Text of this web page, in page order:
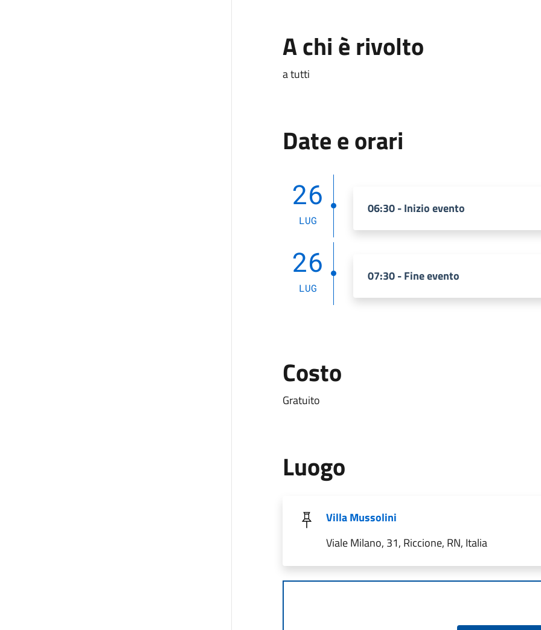
A chi è rivolto
a tutti
Date e orari
26
LUG
06:30 - Inizio evento
26
LUG
07:30 - Fine evento
Costo
Gratuito
Luogo
Villa Mussolini
Viale Milano, 31, Riccione, RN, Italia